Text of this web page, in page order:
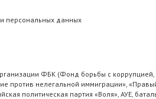
персональных данных
ФБК (Фонд борьбы с
против нелегальной иммиграции»,
политическая партия «Воля», АУЕ,